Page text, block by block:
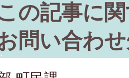
の記事に
問い合わ